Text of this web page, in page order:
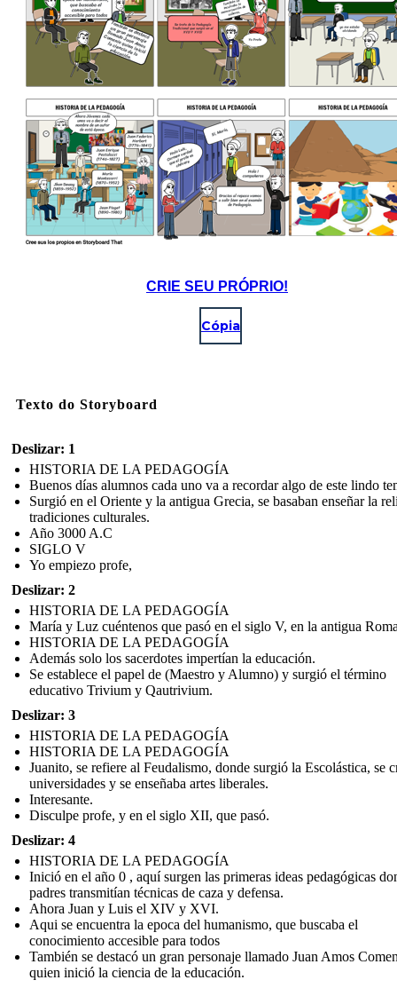
CRIE SEU PRÓPRIO!
Cópia
Texto do Storyboard
Deslizar: 1
HISTORIA DE LA PEDAGOGÍA
Buenos días alumnos cada uno va a recordar algo de este lindo
Surgió en el Oriente y la antigua Grecia, se basaban enseñar la
tradiciones culturales.
Año 3000 A.C
SIGLO V
Yo empiezo profe,
Deslizar: 2
HISTORIA DE LA PEDAGOGÍA
María y Luz cuéntenos que pasó en el siglo V, en la antigua
HISTORIA DE LA PEDAGOGÍA
Además solo los sacerdotes impertían la educación.
Se establece el papel de (Maestro y Alumno) y surgió el término
educativo Trivium y Qautrivium.
Deslizar: 3
HISTORIA DE LA PEDAGOGÍA
HISTORIA DE LA PEDAGOGÍA
Juanito, se refiere al Feudalismo, donde surgió la Escolástica, se
universidades y se enseñaba artes liberales.
Interesante.
Disculpe profe, y en el siglo XII, que pasó.
Deslizar: 4
HISTORIA DE LA PEDAGOGÍA
Inició en el año 0 , aquí surgen las primeras ideas pedagógicas
padres transmitían técnicas de caza y defensa.
Ahora Juan y Luis el XIV y XVI.
Aqui se encuentra la epoca del humanismo, que buscaba el
conocimiento accesible para todos
También se destacó un gran personaje llamado Juan Amos
quien inició la ciencia de la educación.